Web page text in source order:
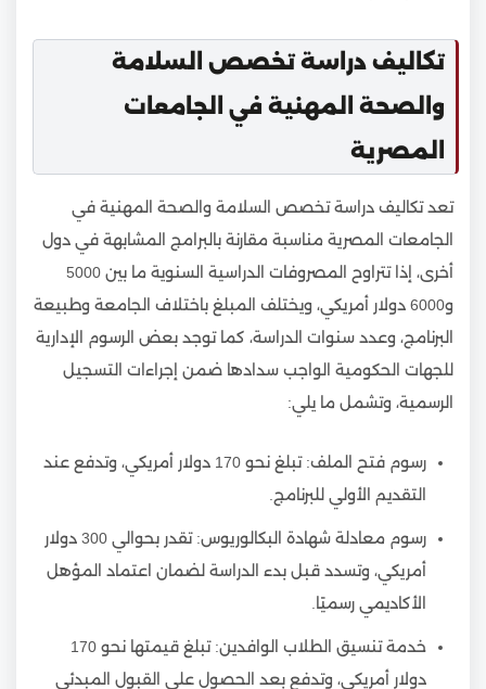
تكاليف دراسة تخصص السلامة
والصحة المهنية في الجامعات
المصرية
تعد تكاليف دراسة تخصص السلامة والصحة المهنية في
الجامعات المصرية مناسبة مقارنة بالبرامج المشابهة في دول
أخرى، إذا تتراوح المصروفات الدراسية السنوية ما بين 5000
و6000 دولار أمريكي، ويختلف المبلغ باختلاف الجامعة وطبيعة
البرنامج، وعدد سنوات الدراسة، كما توجد بعض الرسوم الإدارية
للجهات الحكومية الواجب سدادها ضمن إجراءات التسجيل
الرسمية، وتشمل ما يلي:
رسوم فتح الملف: تبلغ نحو 170 دولار أمريكي، وتدفع عند
التقديم الأولي للبرنامج.
رسوم معادلة شهادة البكالوريوس: تقدر بحوالي 300 دولار
أمريكي، وتسدد قبل بدء الدراسة لضمان اعتماد المؤهل
الأكاديمي رسميًا.
خدمة تنسيق الطلاب الوافدين: تبلغ قيمتها نحو 170
دولار أمريكي، وتدفع بعد الحصول على القبول المبدئي